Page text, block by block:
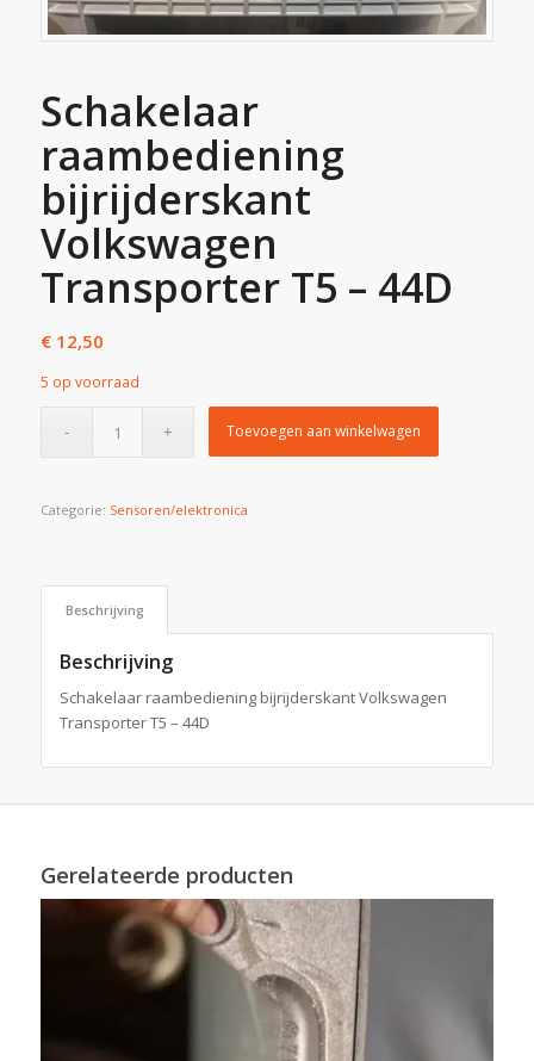
Schakelaar
raambediening
bijrijderskant
Volkswagen
Transporter T5 – 44D
€12,50
5 op voorraad
Toevoegen aan winkelwagen
Categorie: Sensoren/elektronica
Beschrijving
Beschrijving
Schakelaar raambediening bijrijderskant Volkswagen
Transporter T5 – 44D
Gerelateerde producten